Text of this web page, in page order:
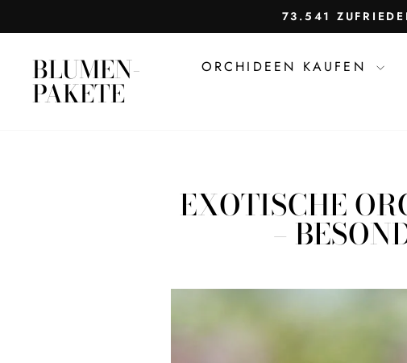
zum
73.541
BLUMEN-
PAKETE
ORCHIDEEN KAUFEN
EXOTISCHE
–